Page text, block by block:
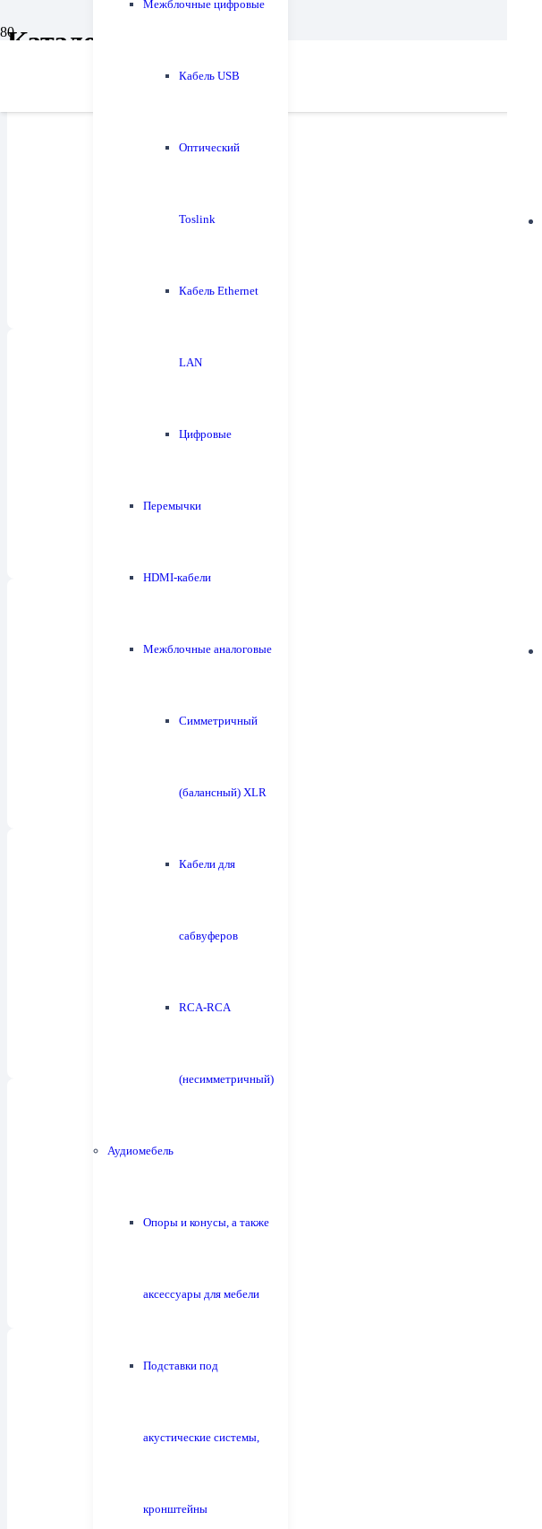
Межблочные цифровые
Кабель USB
Оптический
Toslink
Кабель Ethernet
LAN
Цифровые
Перемычки
HDMI-кабели
Межблочные аналоговые
Симметричный
(балансный) XLR
Кабели для
сабвуферов
RCA-RCA
(несимметричный)
Аудиомебель
Опоры и конусы, а также
аксессуары для мебели
Подставки под
акустические системы,
кронштейны
Каталог